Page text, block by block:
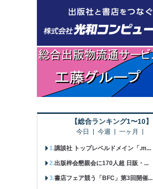
【総合ランキング1〜10】
今日 今週 一ヶ月
講談社 トップレベルドメイン「.m...
出版梓会懇親会に170人超 日販・...
書店フェア競う「BFC」第3回開催...